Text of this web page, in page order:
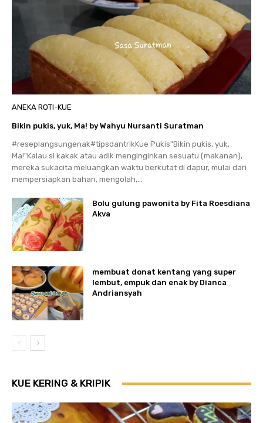
ANEKA ROTI-KUE
Bikin pukis, yuk, Ma! by Wahyu Nursanti Suratman
#reseplangsungenak#tipsdantrikKue Pukis"Bikin pukis, yuk,
Ma!"Kalau si kakak atau adik menginginkan sesuatu (makanan),
mereka sukacita meluangkan waktu berkutat di dapur, mulai dari
mempersiapkan bahan, mengolah,...
Bolu gulung pawonita by Fita Roesdiana
Akva
membuat donat kentang yang super
lembut, empuk dan enak by Dianca
Andriansyah
KUE KERING & KRIPIK